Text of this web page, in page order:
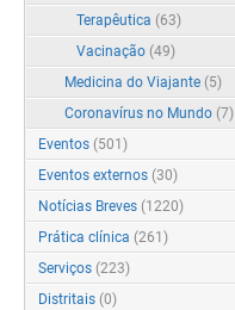
Terapêutica (63)
Vacinação (49)
Medicina do Viajante (5)
Coronavírus no Mundo (7)
Eventos (501)
Eventos externos (30)
Notícias Breves (1220)
Prática clínica (261)
Serviços (223)
Distritais (0)